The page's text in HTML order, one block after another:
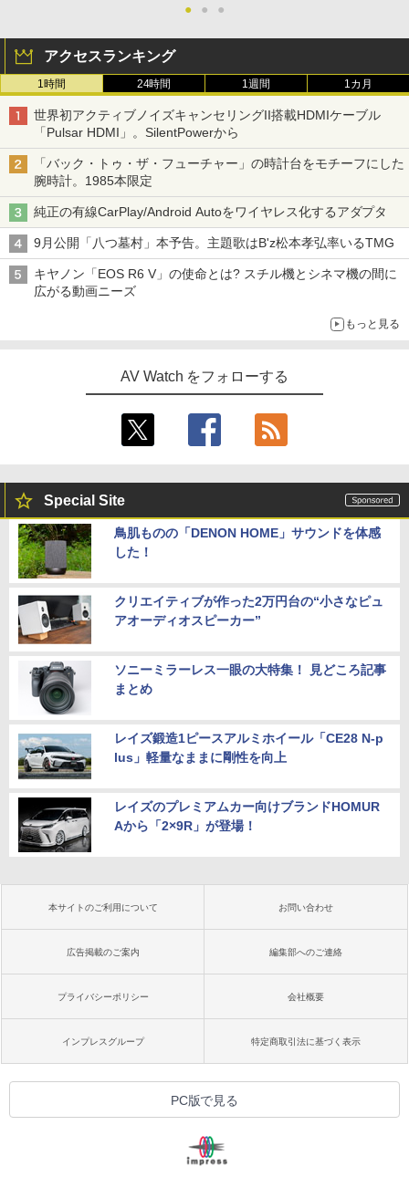
● ● ●
アクセスランキング
1時間 24時間 1週間 1カ月
世界初アクティブノイズキャンセリングII搭載HDMIケーブル
「Pulsar HDMI」。SilentPowerから
「バック・トゥ・ザ・フューチャー」の時計台をモチーフにした
腕時計。1985本限定
純正の有線CarPlay/Android Autoをワイヤレス化するアダプタ
9月公開「八つ墓村」本予告。主題歌はB'z松本孝弘率いるTMG
キヤノン「EOS R6 V」の使命とは? スチル機とシネマ機の間に
広がる動画ニーズ
もっと見る
AV Watch をフォローする
Special Site
鳥肌ものの「DENON HOME」サウンドを体感
した！
クリエイティブが作った2万円台の“小さなピュ
アオーディオスピーカー”
ソニーミラーレス一眼の大特集！ 見どころ記事
まとめ
レイズ鍛造1ピースアルミホイール「CE28 N-p
lus」軽量なままに剛性を向上
レイズのプレミアムカー向けブランドHOMUR
Aから「2×9R」が登場！
本サイトのご利用について お問い合わせ
広告掲載のご案内 編集部へのご連絡
プライバシーポリシー 会社概要
インプレスグループ 特定商取引法に基づく表示
PC版で見る